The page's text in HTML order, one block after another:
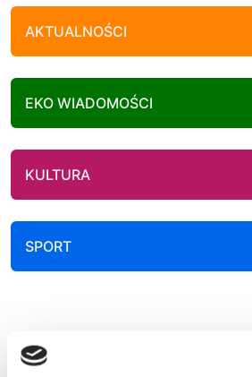
AKTUALNOŚCI
EKO WIADOMOŚCI
KULTURA
SPORT
POLECANE